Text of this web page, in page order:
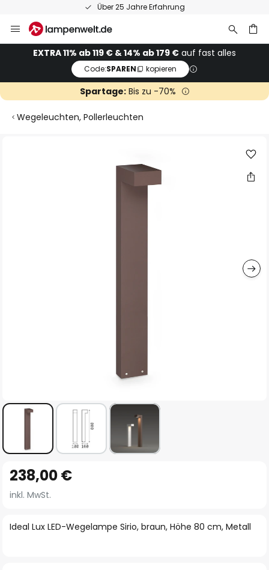
Über 25 Jahre Erfahrung
Inhalt
springenEXTRA 11% ab 119 € & 14% ab 179 € auf fast alles
Code:SPAREN kopieren
Spartage:Bis zu -70%
Wegeleuchten, Pollerleuchten
Anfang
der
springen
Ideal Lux LED-Wegelampe Sirio, braun, Höhe 80 cm, Metall
238,00 €
inkl. MwSt.